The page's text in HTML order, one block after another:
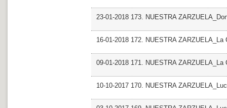
23-01-2018 173. NUESTRA
16-01-2018 172. NUESTRA
09-01-2018 171. NUESTRA
10-10-2017 170. NUESTRA